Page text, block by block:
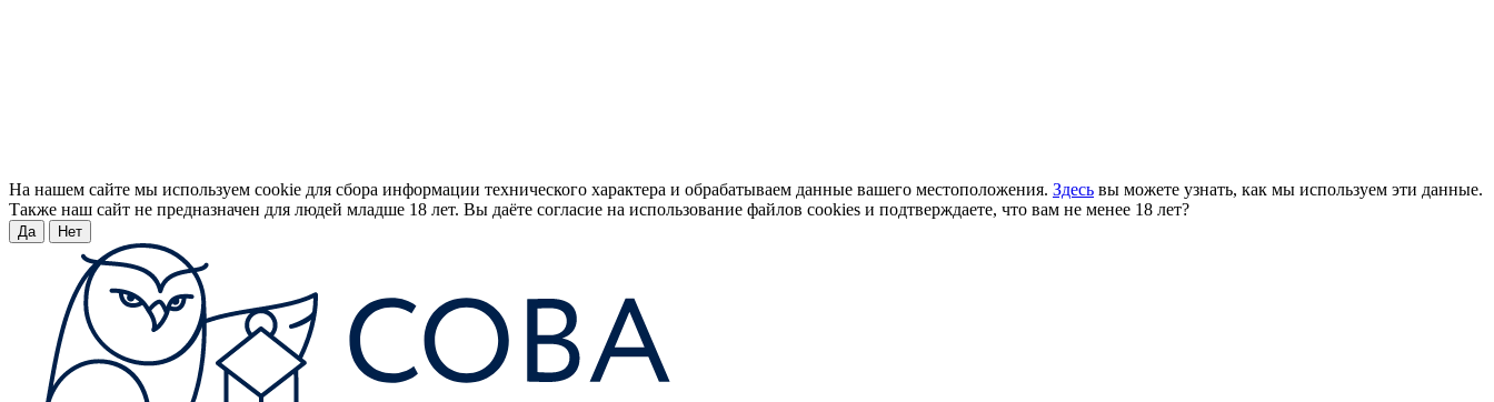
На нашем сайте мы используем cookie для сбора информации технического характера и обрабатываем данные вашего местоположения. Здесь вы можете узнать, как мы используем эти данные.
Также наш сайт не предназначен для людей младше 18 лет. Вы даёте согласие на использование файлов cookies и подтверждаете, что вам не менее 18 лет?
Да Нет